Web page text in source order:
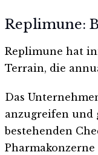
Replimune:
Replimune hat
Terrain, die
Das
anzugreifen und
bestehenden